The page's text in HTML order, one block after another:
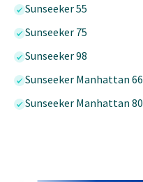
Sunseeker 55
Sunseeker 75
Sunseeker 98
Sunseeker Manhattan 66
Sunseeker Manhattan 80